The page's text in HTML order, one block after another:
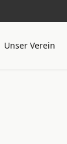
Unser Verein